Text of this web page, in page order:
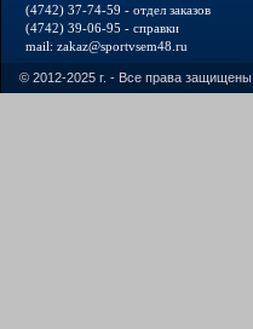
(4742) 37-74-59 - отдел заказов
(4742) 39-06-95 - справки
mail: zakaz@sportvsem48.ru
© 2012-2025 г. - Все права защищены